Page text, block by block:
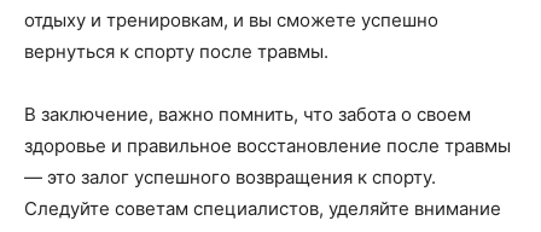
отдыху и тренировкам, и вы сможете успешно
вернуться к спорту после травмы.
В заключение, важно помнить, что забота о своем
здоровье и правильное восстановление после травмы
— это залог успешного возвращения к спорту.
Следуйте советам специалистов, уделяйте внимание